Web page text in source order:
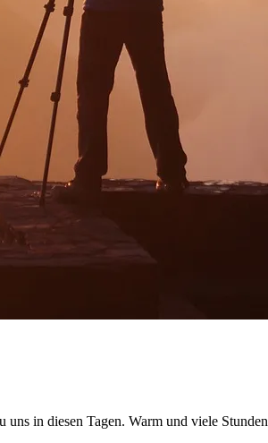
in diesen Tagen. Warm und viele Stunden